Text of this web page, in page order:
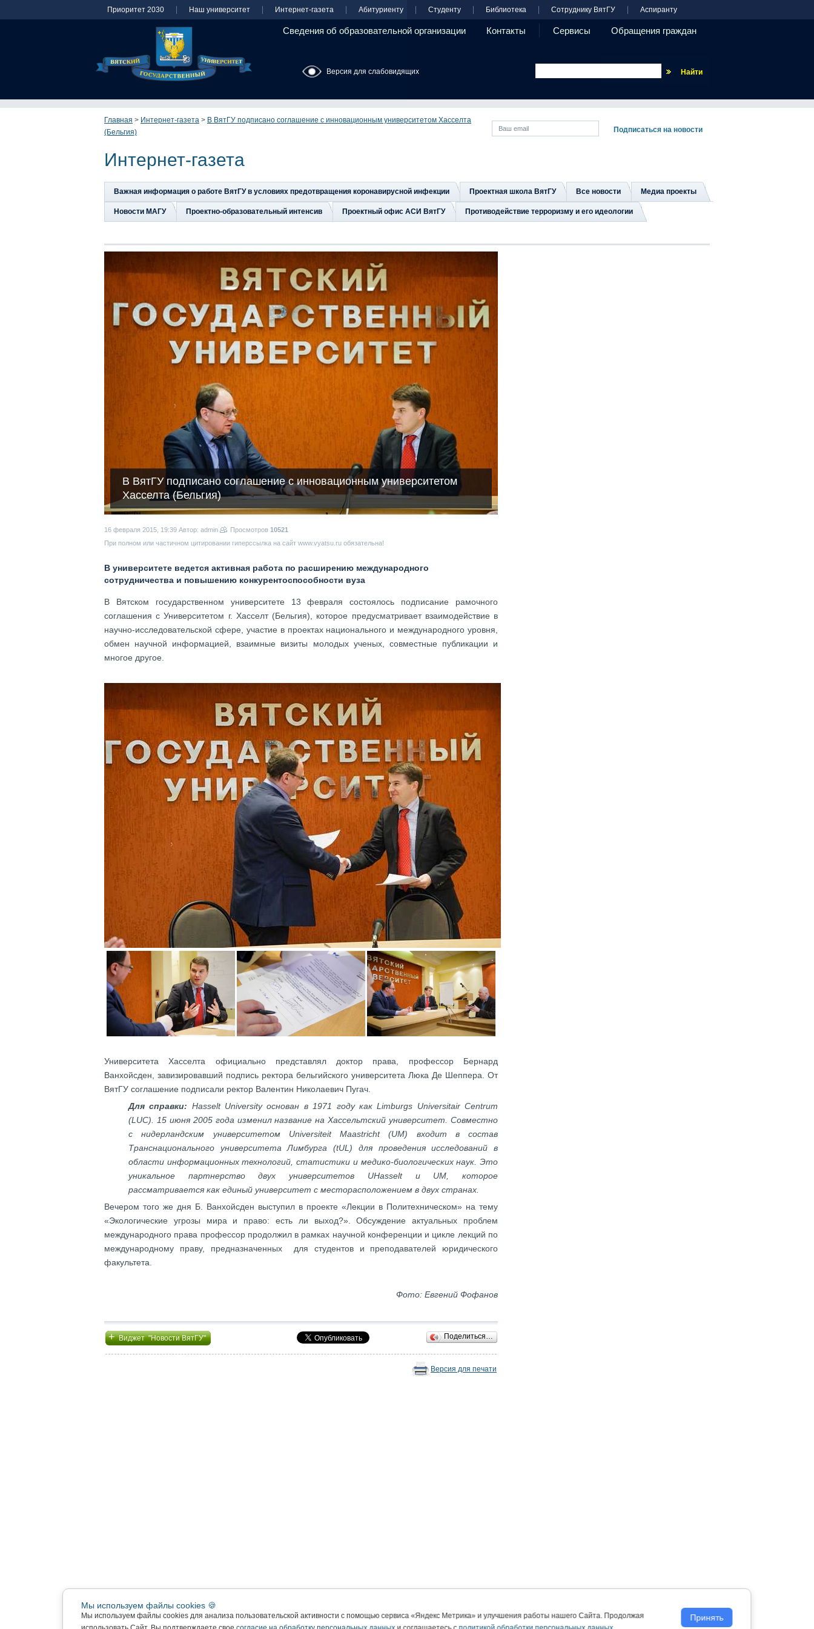
Приоритет 2030 Наш университет Интернет-газета Абитуриенту Студенту Библиотека Сотруднику ВятГУ Аспиранту
Сведения об образовательной организации Контакты Сервисы Обращения граждан
Версия для слабовидящих
Главная > Интернет-газета > В ВятГУ подписано соглашение с инновационным университетом Хасселта
(Бельгия)
Интернет-газета
Важная информация о работе ВятГУ в условиях предотвращения коронавирусной инфекции Проектная школа ВятГУ Все новости Медиа проекты
Новости МАГУ Проектно-образовательный интенсив Проектный офис АСИ ВятГУ Противодействие терроризму и его идеологии
В ВятГУ подписано соглашение с инновационным университетом
Хасселта (Бельгия)
16 февраля 2015, 19:39 Автор: admin Просмотров 10521
При полном или частичном цитировании гиперссылка на сайт www.vyatsu.ru обязательна!
В университете ведется активная работа по расширению международного
сотрудничества и повышению конкурентоспособности вуза
В Вятском государственном университете 13 февраля состоялось подписание рамочного
соглашения с Университетом г. Хасселт (Бельгия), которое предусматривает взаимодействие в
научно-исследовательской сфере, участие в проектах национального и международного уровня,
обмен научной информацией, взаимные визиты молодых ученых, совместные публикации и
многое другое.
Университета Хасселта официально представлял доктор права, профессор Бернард
Ванхойсден, завизировавший подпись ректора бельгийского университета Люка Де Шеппера. От
ВятГУ соглашение подписали ректор Валентин Николаевич Пугач.
Для справки: Hasselt University основан в 1971 году как Limburgs Universitair Centrum
(LUC). 15 июня 2005 года изменил название на Хассельтский университет. Совместно
с нидерландским университетом Universiteit Maastricht (UM) входит в состав
Транснационального университета Лимбурга (tUL) для проведения исследований в
области информационных технологий, статистики и медико-биологических наук. Это
уникальное партнерство двух университетов UHasselt и UM, которое
рассматривается как единый университет с месторасположением в двух странах.
Вечером того же дня Б. Ванхойсден выступил в проекте «Лекции в Политехническом» на тему
«Экологические угрозы мира и право: есть ли выход?». Обсуждение актуальных проблем
международного права профессор продолжил в рамках научной конференции и цикле лекций по
международному праву, предназначенных для студентов и преподавателей юридического
факультета.
Фото: Евгений Фофанов
+Виджет "Новости ВятГУ" Поделиться…
Версия для печати
Мы используем файлы cookies 🍪
Мы используем файлы cookies для анализа пользовательской активности с помощью сервиса «Яндекс Метрика» и улучшения работы нашего Сайта. Продолжая
Принять